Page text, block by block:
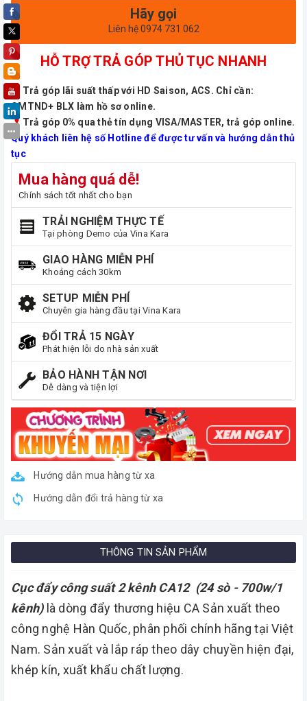
Hãy gọi
Liên hệ 0974 731 062
HỖ TRỢ TRẢ GÓP THỦ TỤC NHANH
Trả góp lãi suất thấp với HD Saison, ACS. Chỉ cần:
CMTND+ BLX làm hồ sơ online.
Trả góp 0% qua thẻ tín dụng VISA/MASTER, trả góp online.
Quý khách liên hệ số Hotline để được tư vấn và hướng dẫn thủ
tục
Mua hàng quá dễ!
Chính sách tốt nhất cho bạn
TRẢI NGHIỆM THỰC TẾ
Tại phòng Demo của Vina Kara
GIAO HÀNG MIỄN PHÍ
Khoảng cách 30km
SETUP MIỄN PHÍ
Chuyên gia hàng đầu tại Vina Kara
ĐỔI TRẢ 15 NGÀY
Phát hiện lỗi do nhà sản xuất
BẢO HÀNH TẬN NƠI
Dễ dàng và tiện lợi
Hướng dẫn mua hàng từ xa
Hướng dẫn đổi trả hàng từ xa
THÔNG TIN SẢN PHẨM
Cục đẩy công suất 2 kênh CA12 (24 sò - 700w/1
kênh)là dòng đẩy thương hiệu CA Sản xuất theo
công nghệ Hàn Quốc, phân phối chính hãng tại Việt
Nam. Sản xuất và lắp ráp theo dây chuyền hiện đại,
khép kín, xuất khẩu chất lượng.